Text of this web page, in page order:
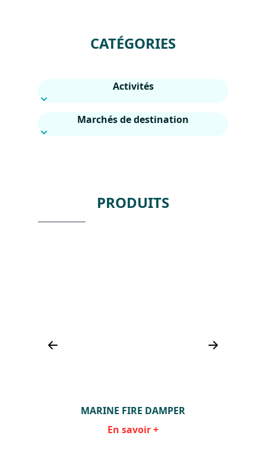
CATÉGORIES
Activités
Marchés de destination
PRODUITS
MARINE FIRE DAMPER
En savoir +